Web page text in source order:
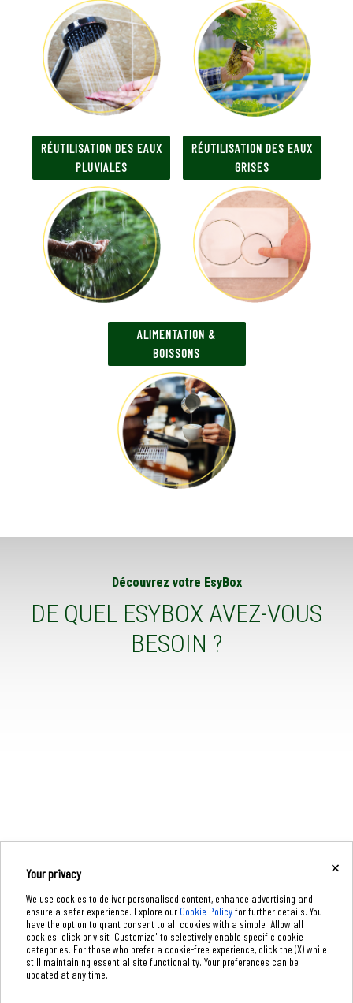
×
Your privacy
We use cookies to deliver personalised content, enhance advertising and
ensure a safer experience. Explore our Cookie Policyfor further details. You
have the option to grant consent to all cookies with a simple 'Allow all
cookies' click or visit 'Customize' to selectively enable specific cookie
categories. For those who prefer a cookie-free experience, click the (X) while
still maintaining essential site functionality. Your preferences can be
updated at any time.
RÉUTILISATION DES EAUX
PLUVIALES
RÉUTILISATION DES EAUX
GRISES
ALIMENTATION &
BOISSONS
Découvrez votre EsyBox
DE QUEL ESYBOX AVEZ-VOUS
BESOIN ?
Nous contacter
Dab Pumps Spa © Via Marco Polo, 14 Mestrino Padova - Italy Fax